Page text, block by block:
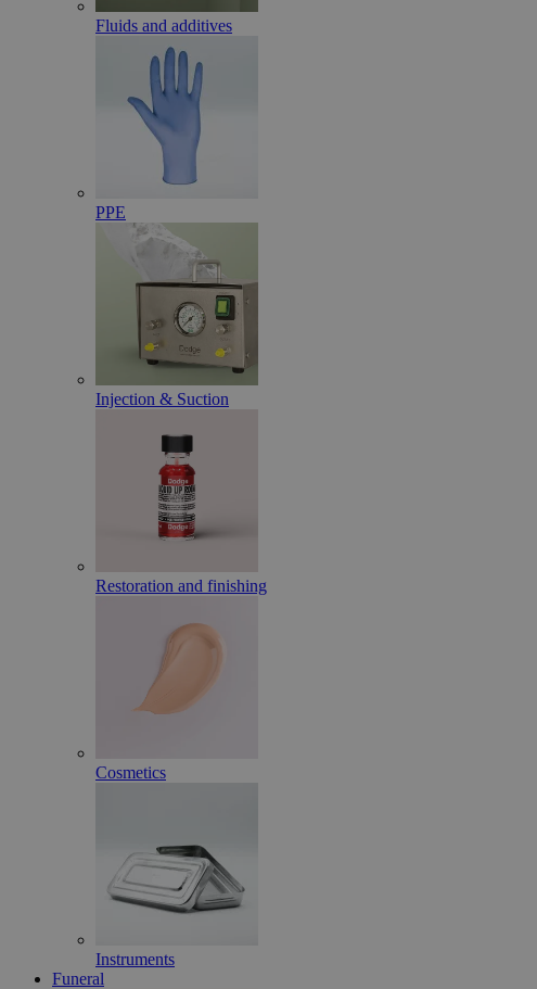
Fluids and additives
PPE
Injection & Suction
Restoration and finishing
Cosmetics
Instruments
Funeral